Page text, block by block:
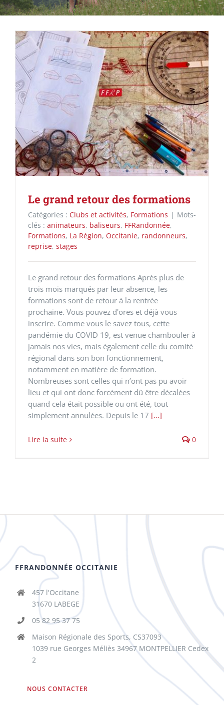
Le grand retour des formations
Catégories : Clubs et activités, Formations | Mots-
clés : animateurs, baliseurs, FFRandonnée,
Formations, La Région, Occitanie, randonneurs,
reprise, stages
Le grand retour des formations Après plus de
trois mois marqués par leur absence, les
formations sont de retour à la rentrée
prochaine. Vous pouvez d'ores et déjà vous
inscrire. Comme vous le savez tous, cette
pandémie du COVID 19, est venue chambouler à
jamais nos vies, mais également celle du comité
régional dans son bon fonctionnement,
notamment en matière de formation.
Nombreuses sont celles qui n’ont pas pu avoir
lieu et qui ont donc forcément dû être décalées
quand cela était possible ou ont été, tout
simplement annulées. Depuis le 17 [...]
Lire la suite 0
FFRANDONNÉE OCCITANIE
457 l'Occitane
31670 LABEGE
05 82 95 37 75
Maison Régionale des Sports, CS37093
1039 rue Georges Méliès 34967 MONTPELLIER Cedex
2
NOUS CONTACTER